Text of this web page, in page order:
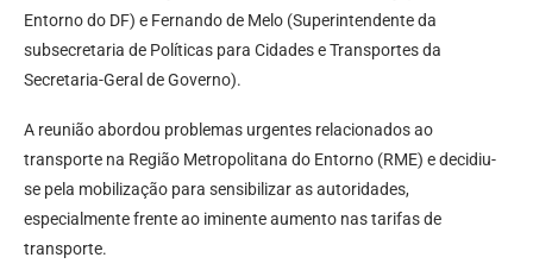
Entorno do DF) e Fernando de Melo (Superintendente da
subsecretaria de Políticas para Cidades e Transportes da
Secretaria-Geral de Governo).
A reunião abordou problemas urgentes relacionados ao
transporte na Região Metropolitana do Entorno (RME) e decidiu-
se pela mobilização para sensibilizar as autoridades,
especialmente frente ao iminente aumento nas tarifas de
transporte.